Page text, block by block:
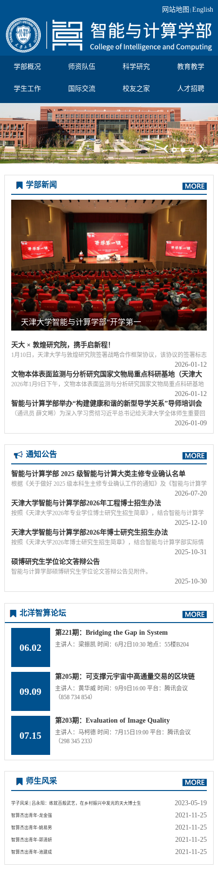
网站地图 English
学部概况 师资队伍 科学研究 教育教学
学生工作 国际交流 校友之家 人才招聘
学部新闻
天津大学智能与计算学部“开学第一
课”成功举办
天大 × 敦煌研究院，携手启新程！
1月10日，天津大学与敦煌研究院签署战略合作框架协议，该协议的签署标志
着双方在数字化、智能化保护领域的合作从项目合作迈向全方位深度融合。
中国第一所现代大学，与有着两千年历史的敦煌，跨过山海，穿越千年，以
科技文保为纽带进一步缔结天大的缘分。国家文物局科技教育司司长罗静、
敦煌研究院院长苏伯民一行到访天津大学，与天津大学校长柴立元等校领导
共同见证了这一重要时刻。柴立元对苏伯民一行到访表示欢迎，详细介绍了
天津大学在学科建设、...
2026-01-12
文物本体表面监测与分析研究国家文物局重点科研基地（天津大
学）2025年工作会议顺利举行
2026年1月9日下午，文物本体表面监测与分析研究国家文物局重点科研基地
（天津大学）2025年工作会议在天津大学卫津路校区科学图书馆报告厅一层
顺利召开。国家文物局科技教育司司长罗静、科技处处长钱坤，天津市文化
和旅游局文物保护处处长徐颖，敦煌研究院院长苏伯民，天津大学党委常务
副书记雷鸣、人文社科处处长杜慧滨，以及来自国家博物馆、陕西历史博物
馆、北京理工大学、北京化工大学、北京科技大学及天津大学相关学院的多
位专家学者出席会议。...
2026-01-12
智能与计算学部举办“构建健康和谐的新型导学关系”导师培训会
（通讯员 薛文晞）为深入学习贯彻习近平总书记给天津大学全体师生重要回
信精神，进一步建强研究生导师队伍，持续提升导师育人能力，构建健康和
谐的新型导学关系，2026年1月7日下午，智能与计算学部组织计算机科学与
技术学院、人工智能学院、网络安全学院、软件学院成功举办了“构建健康和
谐的新型导学关系”导师培训会。本次活动由计算机科学与技术学院组织，特
邀研究生院贺文杰老师作《建强导师发展中心，赋能队伍建设新发展》专题
讲座，...
2026-01-09
通知公告
智能与计算学部 2025 级智能与计算大类主修专业确认名单
根据《关于做好 2025 级本科生主修专业确认工作的通知》及《智能与计算学
部 2025 级本科生主修专业确认实施细则》要求，现将 2025级智能与计算大
类主修专业确认名单结果公示如下，公示期为 3 个工作日 （7 月 20 日 12：
00—7 月 23 日 12：00）。公示期内如有异议，学生可提交纸质申诉单（提交
到 55 楼 A210），经公示无异议后，上报最终名单。详情参考附件：智能与
计算学部2025级智能与计算大类主修专业确认名单-公示智能与计算学部2026
年7月20日...
2026-07-20
天津大学智能与计算学部2026年工程博士招生办法
按照《天津大学2026年专业学位博士研究生招生简章》，结合智能与计算学
部实际情况，特制定普通招考类工程博士招生办法。一、适用对象 本办法适
用于通过“申请—审核”方式报考天津大学智能与计算学部2026年工程博士
（专业学位）的考生。 二、申请条件 符合《天津大学2026年专业学位博士研
究生招生简章》规定的报名条件。 三、招生类别和项目招生类别：085400 电
子信息注：我学部下设计算机科学与技术学院、软件学院、网络安全学院和
人工智能学院，...
2025-12-10
天津大学智能与计算学部2026年博士研究生招生办法
按照《天津大学2026年博士研究生招生简章》，结合智能与计算学部实际情
况，特制定招生办法如下：一、适用对象 本办法适用于通过“申请—审核”方
式报考天津大学智能与计算学部2026年学术型博士研究生的考生。 二、申请
条件 基本要求：符合《天津大学2026年博士研究生招生简章》规定的报名条
件。 三、学习年限及学费 基本学习年限为4年。学费按照《天津大学2026年
博士研究生招生简章》中执行。四、招生专业和学制我学部2026年普通招考
2025-10-31
硕博研究生学位论文答辩公告
智能与计算学部硕博研究生学位论文答辩公告见附件。
2025-10-30
北洋智算论坛
06.02
第221期：Bridging the Gap in System
Provenance Analysis
主讲人：梁振凯 时间：6月2日10:30 地点：55楼B204
09.09
第205期：可支撑元宇宙中高通量交易的区块链
可扩展性研究
主讲人：黄华威 时间：9月9日16:00 平台：腾讯会议
（858 734 854）
07.15
第203期：Evaluation of Image Quality
Assessment Models
主讲人：马柯德 时间：7月15日19:00 平台：腾讯会议
（298 345 233）
师生风采
学子风采 | 吕永阳：练就百般武艺，在乡村振兴中发光的天大博士生 2023-05-19
智算杰出青年-龙金强 2021-11-25
智算杰出青年-姚易男 2021-11-25
智算杰出青年-郭清妍 2021-11-25
智算杰出青年-池建成 2021-11-25